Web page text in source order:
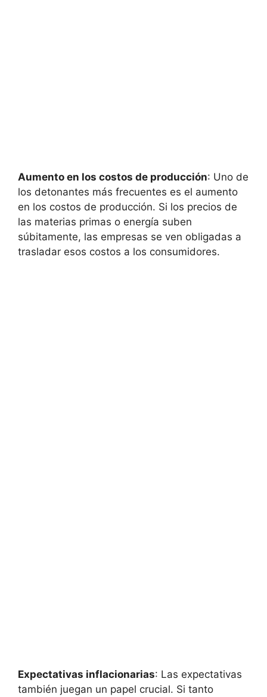
Aumento en los costos de producción: Uno de
los detonantes más frecuentes es el aumento
en los costos de producción. Si los precios de
las materias primas o energía suben
súbitamente, las empresas se ven obligadas a
trasladar esos costos a los consumidores.
Expectativas inflacionarias: Las expectativas
también juegan un papel crucial. Si tanto